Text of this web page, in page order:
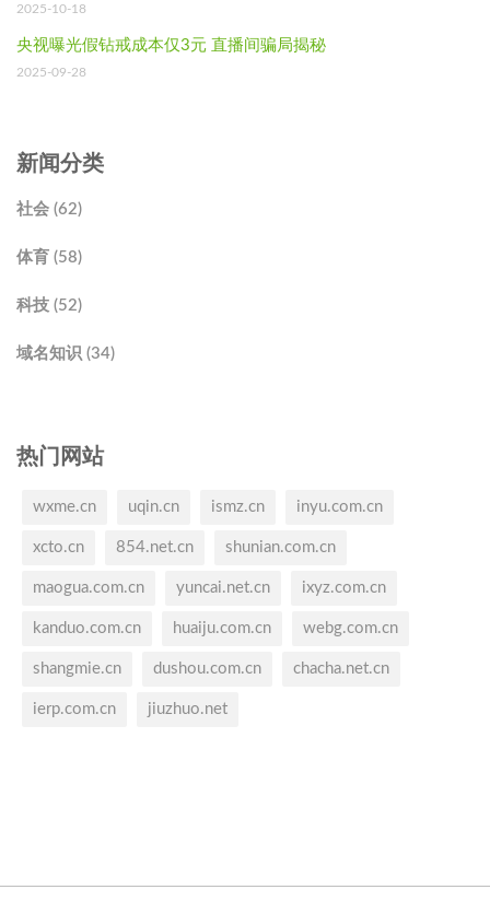
2025-10-18
央视曝光假钻戒成本仅3元 直播间骗局揭秘
2025-09-28
新闻分类
社会 (62)
体育 (58)
科技 (52)
域名知识 (34)
热门网站
wxme.cn uqin.cn ismz.cn inyu.com.cn
xcto.cn 854.net.cn shunian.com.cn
maogua.com.cn yuncai.net.cn ixyz.com.cn
kanduo.com.cn huaiju.com.cn webg.com.cn
shangmie.cn dushou.com.cn chacha.net.cn
ierp.com.cn jiuzhuo.net